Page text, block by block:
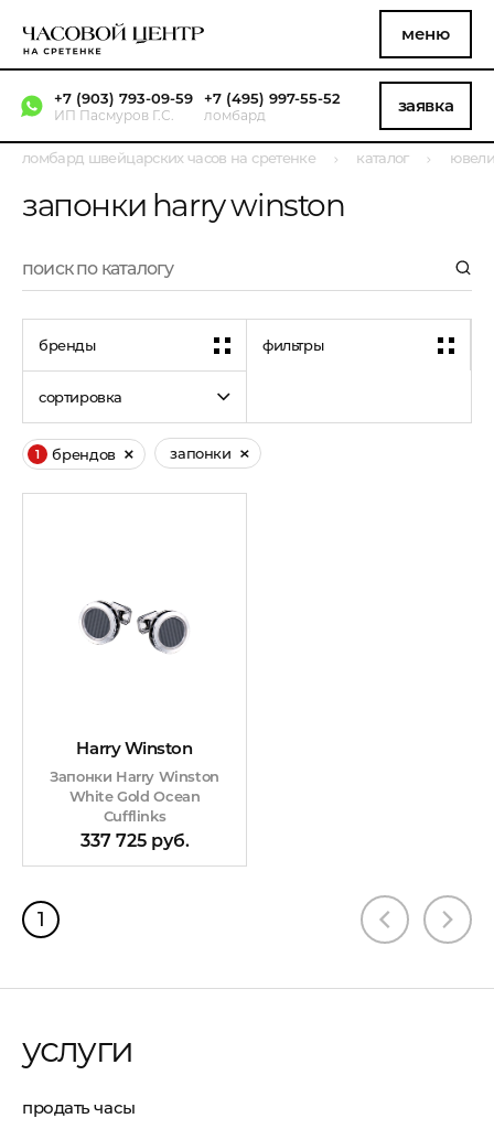
меню
+7 (903) 793-09-59
ИП Пасмуров Г.С.
+7 (495) 997-55-52
ломбард заявка
ломбард швейцарских часов на сретенке каталог
запонки harry winston
бренды фильтры
сортировка
1 брендов запонки
Harry Winston
Запонки Harry Winston
White Gold Ocean
Cufflinks
337 725 руб.
1
услуги
продать часы